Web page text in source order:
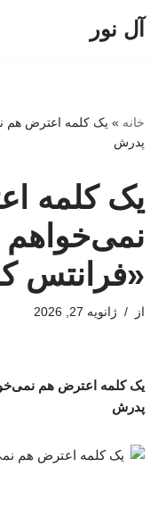
آل نور
خانه » یک کلمه اعترض هم
پدرش
یک کلمه
نمی‌خواهم
«فرانتس
از ژانویه 27, 2026
یک کلمه اعترض هم
پدرش